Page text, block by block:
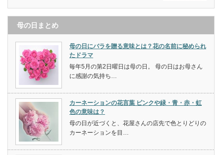
母の日まとめ
母の日にバラを贈る意味とは？花の名前に秘められ
たドラマ
毎年5月の第2日曜日は母の日。 母の日はお母さん
に感謝の気持ち…
カーネーションの花言葉 ピンクや緑・青・赤・虹
色の意味は？
母の日が近づくと、花屋さんの店先で色とりどりの
カーネーションを目…